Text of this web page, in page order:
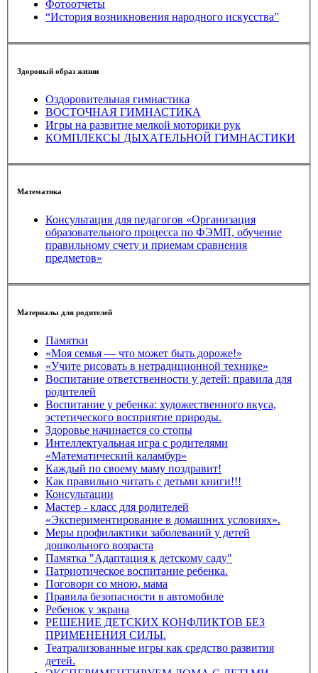
Фотоотчеты
“История возникновения народного искусства”
Здоровый образ жизни
Оздоровительная гимнастика
ВОСТОЧНАЯ ГИМНАСТИКА
Игры на развитие мелкой моторики рук
КОМПЛЕКСЫ ДЫХАТЕЛЬНОЙ ГИМНАСТИКИ
Математика
Консультация для педагогов «Организация
образовательного процесса по ФЭМП, обучение
правильному счету и приемам сравнения
предметов»
Материалы для родителей
Памятки
«Моя семья — что может быть дороже!»
«Учите рисовать в нетрадиционной технике»
Воспитание ответственности у детей: правила для
родителей
Воспитание у ребенка: художественного вкуса,
эстетического восприятие природы.
Здоровье начинается со стопы
Интеллектуальная игра с родителями
«Математический каламбур»
Каждый по своему маму поздравит!
Как правильно читать с детьми книги!!!
Консультации
Мастер - класс для родителей
«Экспериментирование в домашних условиях».
Меры профилактики заболеваний у детей
дошкольного возраста
Памятка "Адаптация к детскому саду"
Патриотическое воспитание ребенка.
Поговори со мною, мама
Правила безопасности в автомобиле
Ребенок у экрана
РЕШЕНИЕ ДЕТСКИХ КОНФЛИКТОВ БЕЗ
ПРИМЕНЕНИЯ СИЛЫ.
Театрализованные игры как средство развития
детей.